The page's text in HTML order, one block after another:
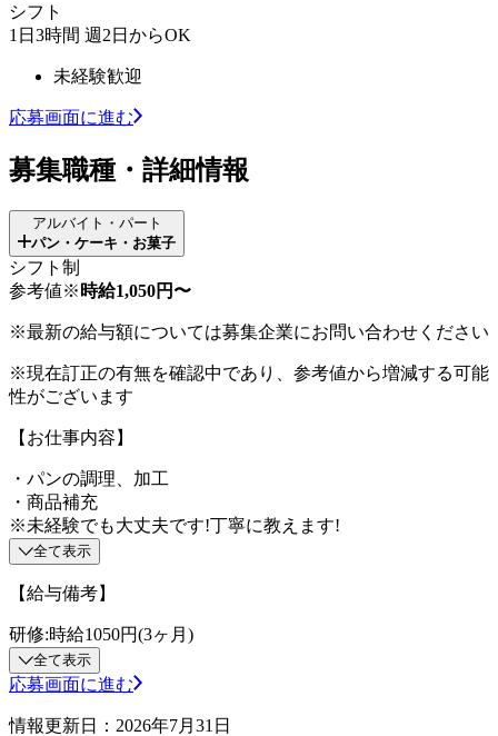
シフト
1日3時間 週2日からOK
未経験歓迎
応募画面に進む
募集職種・詳細情報
アルバイト・パート
パン・ケーキ・お菓子
シフト制
参考値※ 時給1,050円〜
※最新の給与額については募集企業にお問い合わせください
※現在訂正の有無を確認中であり、参考値から増減する可能
性がございます
【お仕事内容】
・パンの調理、加工
・商品補充
※未経験でも大丈夫です!丁寧に教えます!
全て表示
【給与備考】
研修:時給1050円(3ヶ月)
全て表示
応募画面に進む
情報更新日：2026年7月31日